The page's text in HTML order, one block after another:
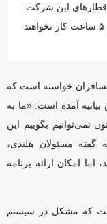
قطار‌های این شرکت
به دلیل یک مشکل فنی نامشخص حداقل برای ۵ ساعت کار نخواهند
مسافران خواسته است که
بیانیه آمده است: «ما به
نمی‌توانیم بگوییم این
مسئولان هلندی،
امکان ارائه برنامه
که مشکل در سیستم